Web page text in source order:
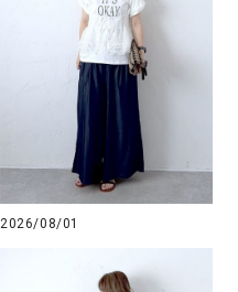
2026/08/01